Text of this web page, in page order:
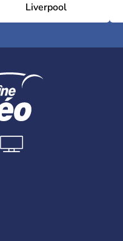
Liverpool